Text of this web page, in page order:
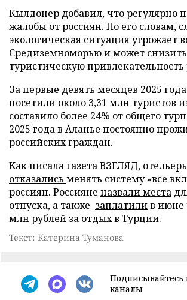
Кылдонер добавил, что регулярно
жалобы от россиян. По его словам,
экологическая ситуация угрожает
Средиземноморью и может снизить
туристическую привлекательность
За первые девять месяцев 2025
посетили около 3,31 млн туристов
составило более 24% от общего
2025 года в Аланье постоянно
российских граждан.
Как писала газета ВЗГЛЯД,
отказались менять систему «все
россиян. Россияне назвали места
отпуска, а также заплатилив июне
млн рублей за отдых в Турции.
Текст: Катерина Туманова
каналы